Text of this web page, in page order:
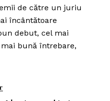
de către un juriu
încântătoare
debut, cel mai
bună întrebare,